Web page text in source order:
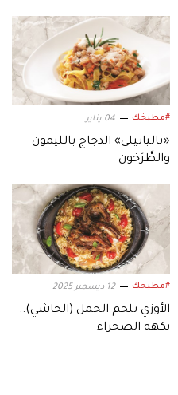
#مطبخك 04 يناير
«تالياتيلي» الدجاج بالليمون
والطَّرَخون
#مطبخك 12 ديسمبر 2025
الأوزي بلحم الجمل (الحاشي)..
نكهة الصحراء